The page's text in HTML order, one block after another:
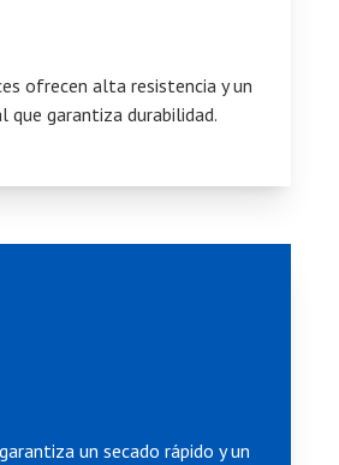
ofrecen alta resistencia y un
que garantiza durabilidad.
garantiza un secado rápido y un